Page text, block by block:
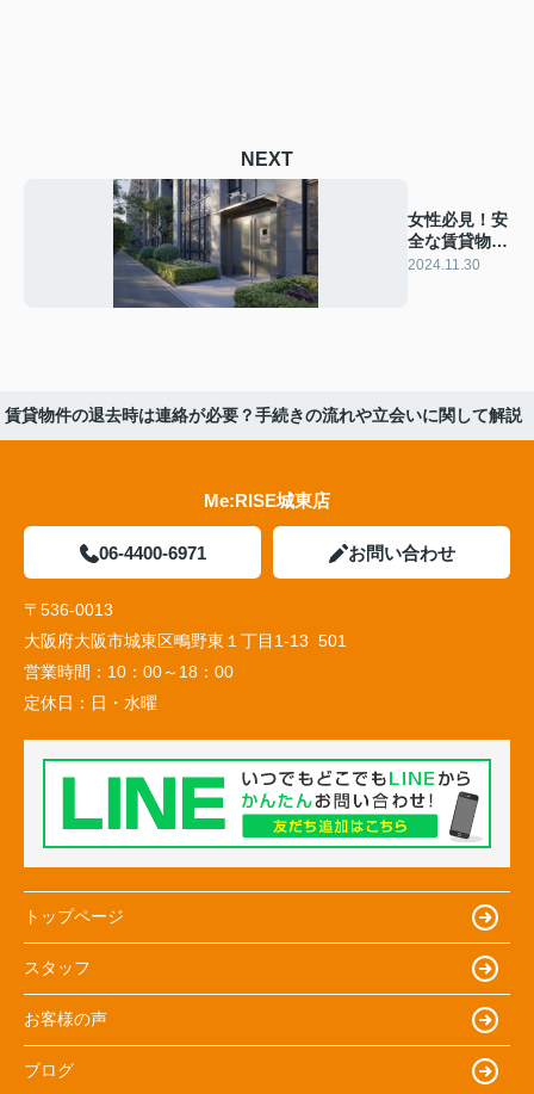
NEXT
女性必見！安
全な賃貸物件
の選び方ガイ
2024.11.30
賃貸物件の退去時は連絡が必要？手続きの流れや立会いに関して解説
Me:RISE城東店
06-4400-6971 お問い合わせ
〒536-0013
大阪府大阪市城東区鴫野東１丁目1-13 501
営業時間： 10：00～18：00
定休日： 日・水曜
トップページ
スタッフ
お客様の声
ブログ